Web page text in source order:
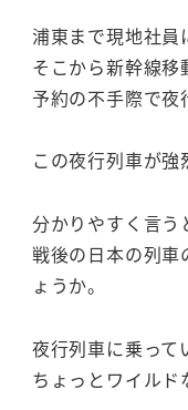
浦東まで現地社員
そこから新幹線移
予約の不手際で夜
この夜行列車が強
分かりやすく言う
戦後の日本の列車
ょうか。
夜行列車に乗って
ちょっとワイルド